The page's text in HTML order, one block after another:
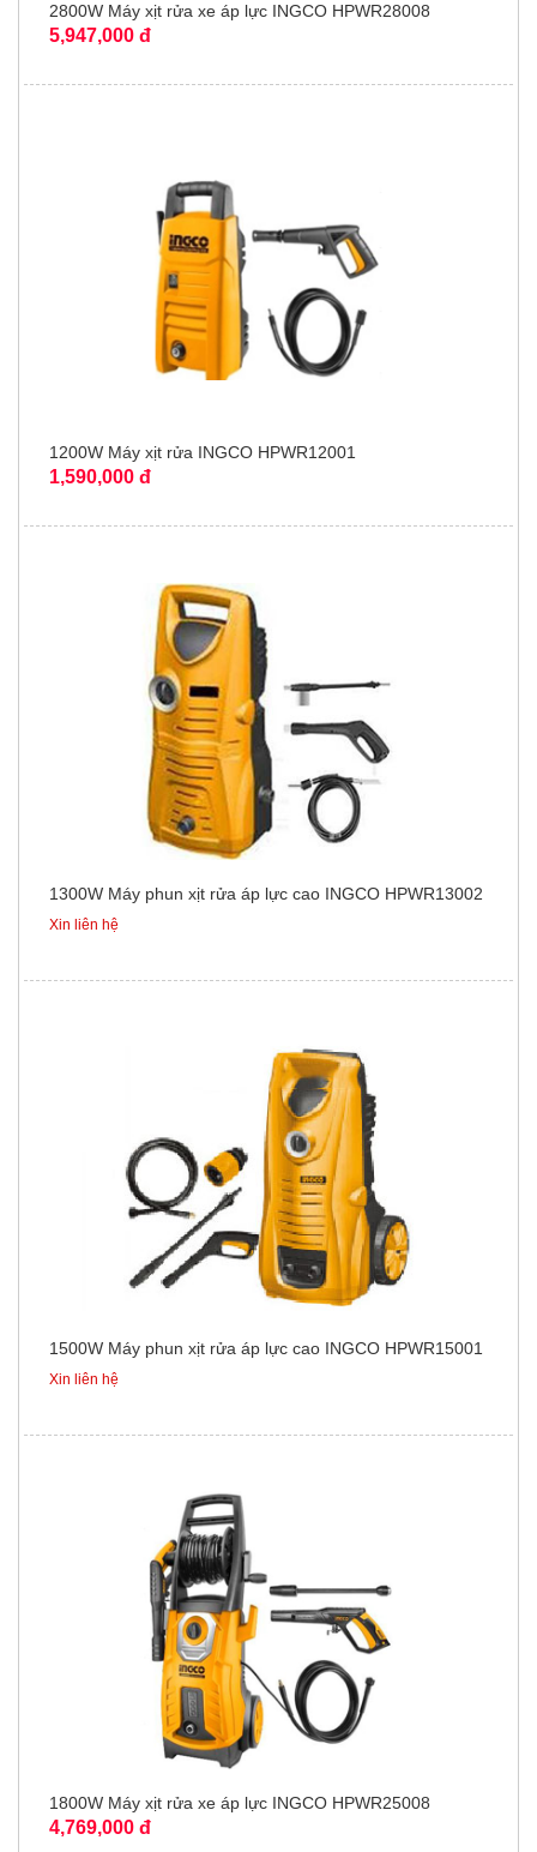
2800W Máy xịt rửa xe áp lực INGCO HPWR28008
5,947,000 đ
1200W Máy xịt rửa INGCO HPWR12001
1,590,000 đ
1300W Máy phun xịt rửa áp lực cao INGCO HPWR13002
Xin liên hệ
1500W Máy phun xịt rửa áp lực cao INGCO HPWR15001
Xin liên hệ
1800W Máy xịt rửa xe áp lực INGCO HPWR25008
4,769,000 đ